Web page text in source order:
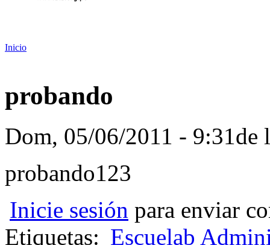
Inicio
probando
Dom, 05/06/2011 -
probando123
Inicie sesión para enviar
Etiquetas: Escuelab